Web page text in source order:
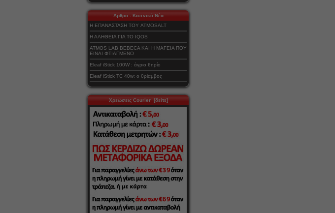
Αρθρα - Καπνικά Νέα
Η ΕΠΑΝΑΣΤΑΣΗ ΤΟΥ ATMOSALT
Η ΑΛΗΘΕΙΑ ΓΙΑ ΤΟ IQOS
ATMOS LAB BEBECA ΚΑΙ Η ΜΑΓΕΙΑ ΠΟΥ
ΕΙΝΑΙ ΦΤΙΑΓΜΕΝΟ
Eleaf iStick 100W : άγριο θηρίο
Eleaf iStick TC 40w: ο θρίαμβος
Χρεώσεις Courier [δείτε]